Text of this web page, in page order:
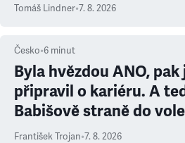
Tomáš Lindner•7. 8. 2026
Česko•6 minut
Byla hvězdou ANO, pak
připravil o kariéru. A
Babišově straně do
František Trojan•7. 8. 2026